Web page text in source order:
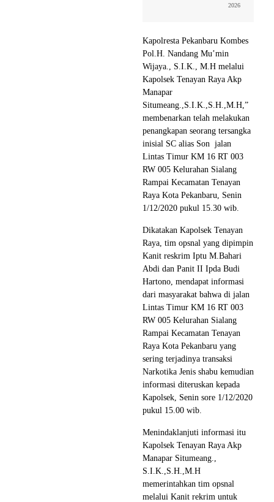
2026
Kapolresta Pekanbaru Kombes
Pol.H. Nandang Mu’min
Wijaya., S.I.K., M.H melalui
Kapolsek Tenayan Raya Akp
Manapar
Situmeang.,S.I.K.,S.H.,M.H,”
membenarkan telah melakukan
penangkapan seorang tersangka
inisial SC alias Son jalan
Lintas Timur KM 16 RT 003
RW 005 Kelurahan Sialang
Rampai Kecamatan Tenayan
Raya Kota Pekanbaru, Senin
1/12/2020 pukul 15.30 wib.
Dikatakan Kapolsek Tenayan
Raya, tim opsnal yang dipimpin
Kanit reskrim Iptu M.Bahari
Abdi dan Panit II Ipda Budi
Hartono, mendapat informasi
dari masyarakat bahwa di jalan
Lintas Timur KM 16 RT 003
RW 005 Kelurahan Sialang
Rampai Kecamatan Tenayan
Raya Kota Pekanbaru yang
sering terjadinya transaksi
Narkotika Jenis shabu kemudian
informasi diteruskan kepada
Kapolsek, Senin sore 1/12/2020
pukul 15.00 wib.
Menindaklanjuti informasi itu
Kapolsek Tenayan Raya Akp
Manapar Situmeang.,
S.I.K.,S.H.,M.H
memerintahkan tim opsnal
melalui Kanit rekrim untuk